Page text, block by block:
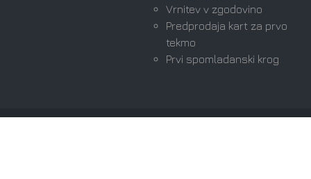
Vrnitev v zgodovino
Predprodaja kart za prvo
tekmo
Prvi spomladanski krog